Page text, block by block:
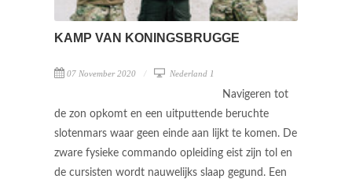
KAMP VAN KONINGSBRUGGE
07 November 2020 Nederland 1
Navigeren tot
de zon opkomt en een uitputtende beruchte
slotenmars waar geen einde aan lijkt te komen. De
zware fysieke commando opleiding eist zijn tol en
de cursisten wordt nauwelijks slaap gegund. Een